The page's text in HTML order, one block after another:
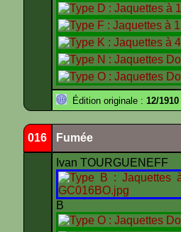
Édition originale : 12/1910
016 Fumée
Ivan TOURGUENEFF
B